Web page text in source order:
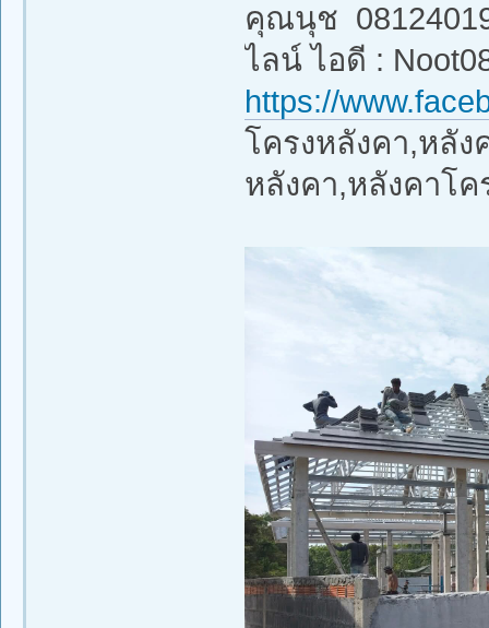
คุณนุช
ไลน์ ไอดี :
https://
โครงหลังคา,หลัง
หลังคา,หลังคาโค